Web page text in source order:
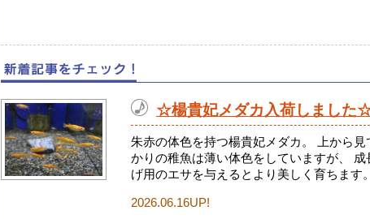
☆楊貴妃メダカ入荷しました
朱赤の体色を持つ楊貴妃メダカ。 上から
かりの稚魚は薄い体色をしていますが、
げ用のエサを与えるとより美しく育ちます
2026.06.16UP!